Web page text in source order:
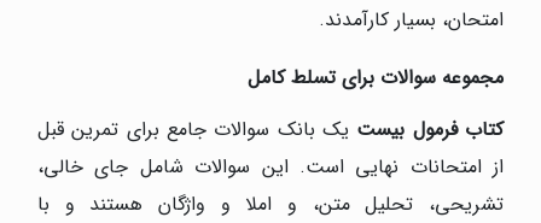
امتحان، بسیار کارآمدند.
مجموعه سوالات برای تسلط کامل
کتاب فرمول بیست یک بانک سوالات جامع برای تمرین قبل
از امتحانات نهایی است. این سوالات شامل جای خالی،
تشریحی، تحلیل متن، و املا و واژگان هستند و با